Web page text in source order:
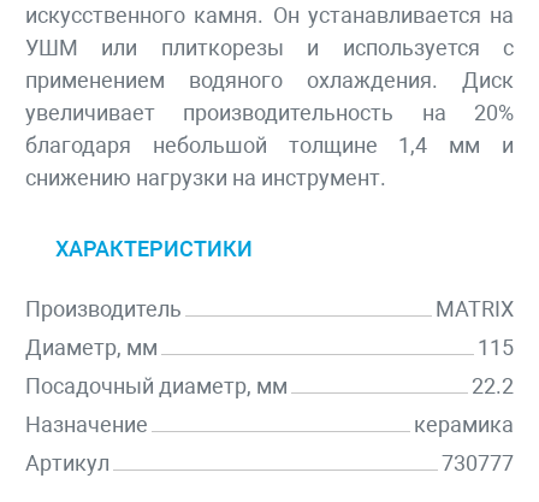
искусственного камня. Он устанавливается на
УШМ или плиткорезы и используется с
применением водяного охлаждения. Диск
увеличивает производительность на 20%
благодаря небольшой толщине 1,4 мм и
снижению нагрузки на инструмент.
ХАРАКТЕРИСТИКИ
Производитель
MATRIX
Диаметр, мм
115
Посадочный диаметр, мм
22.2
Назначение
керамика
Артикул
730777